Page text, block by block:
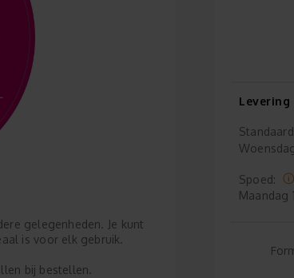
gelegenheden. Je kunt
is voor elk gebruik.
bij bestellen.
Levering
Spoed:
Maandag